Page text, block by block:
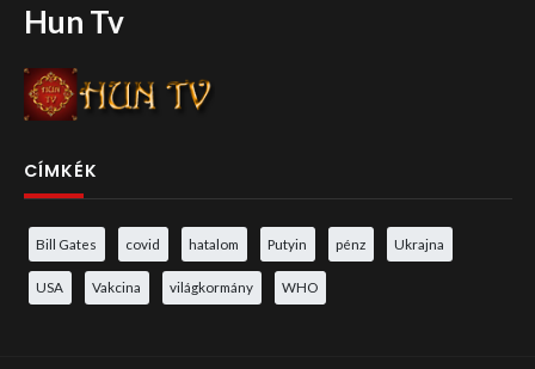
Hun Tv
CÍMKÉK
Bill Gates covid hatalom Putyin pénz Ukrajna
USA Vakcina világkormány WHO